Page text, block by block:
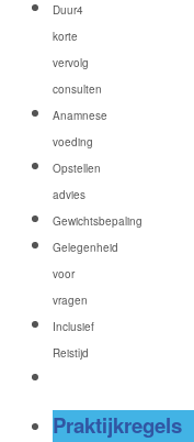
Duur4
korte
vervolg
consulten
Anamnese
voeding
Opstellen
advies
Gewichtsbepaling
Gelegenheid
voor
vragen
Inclusief
Reistijd
Praktijkregels